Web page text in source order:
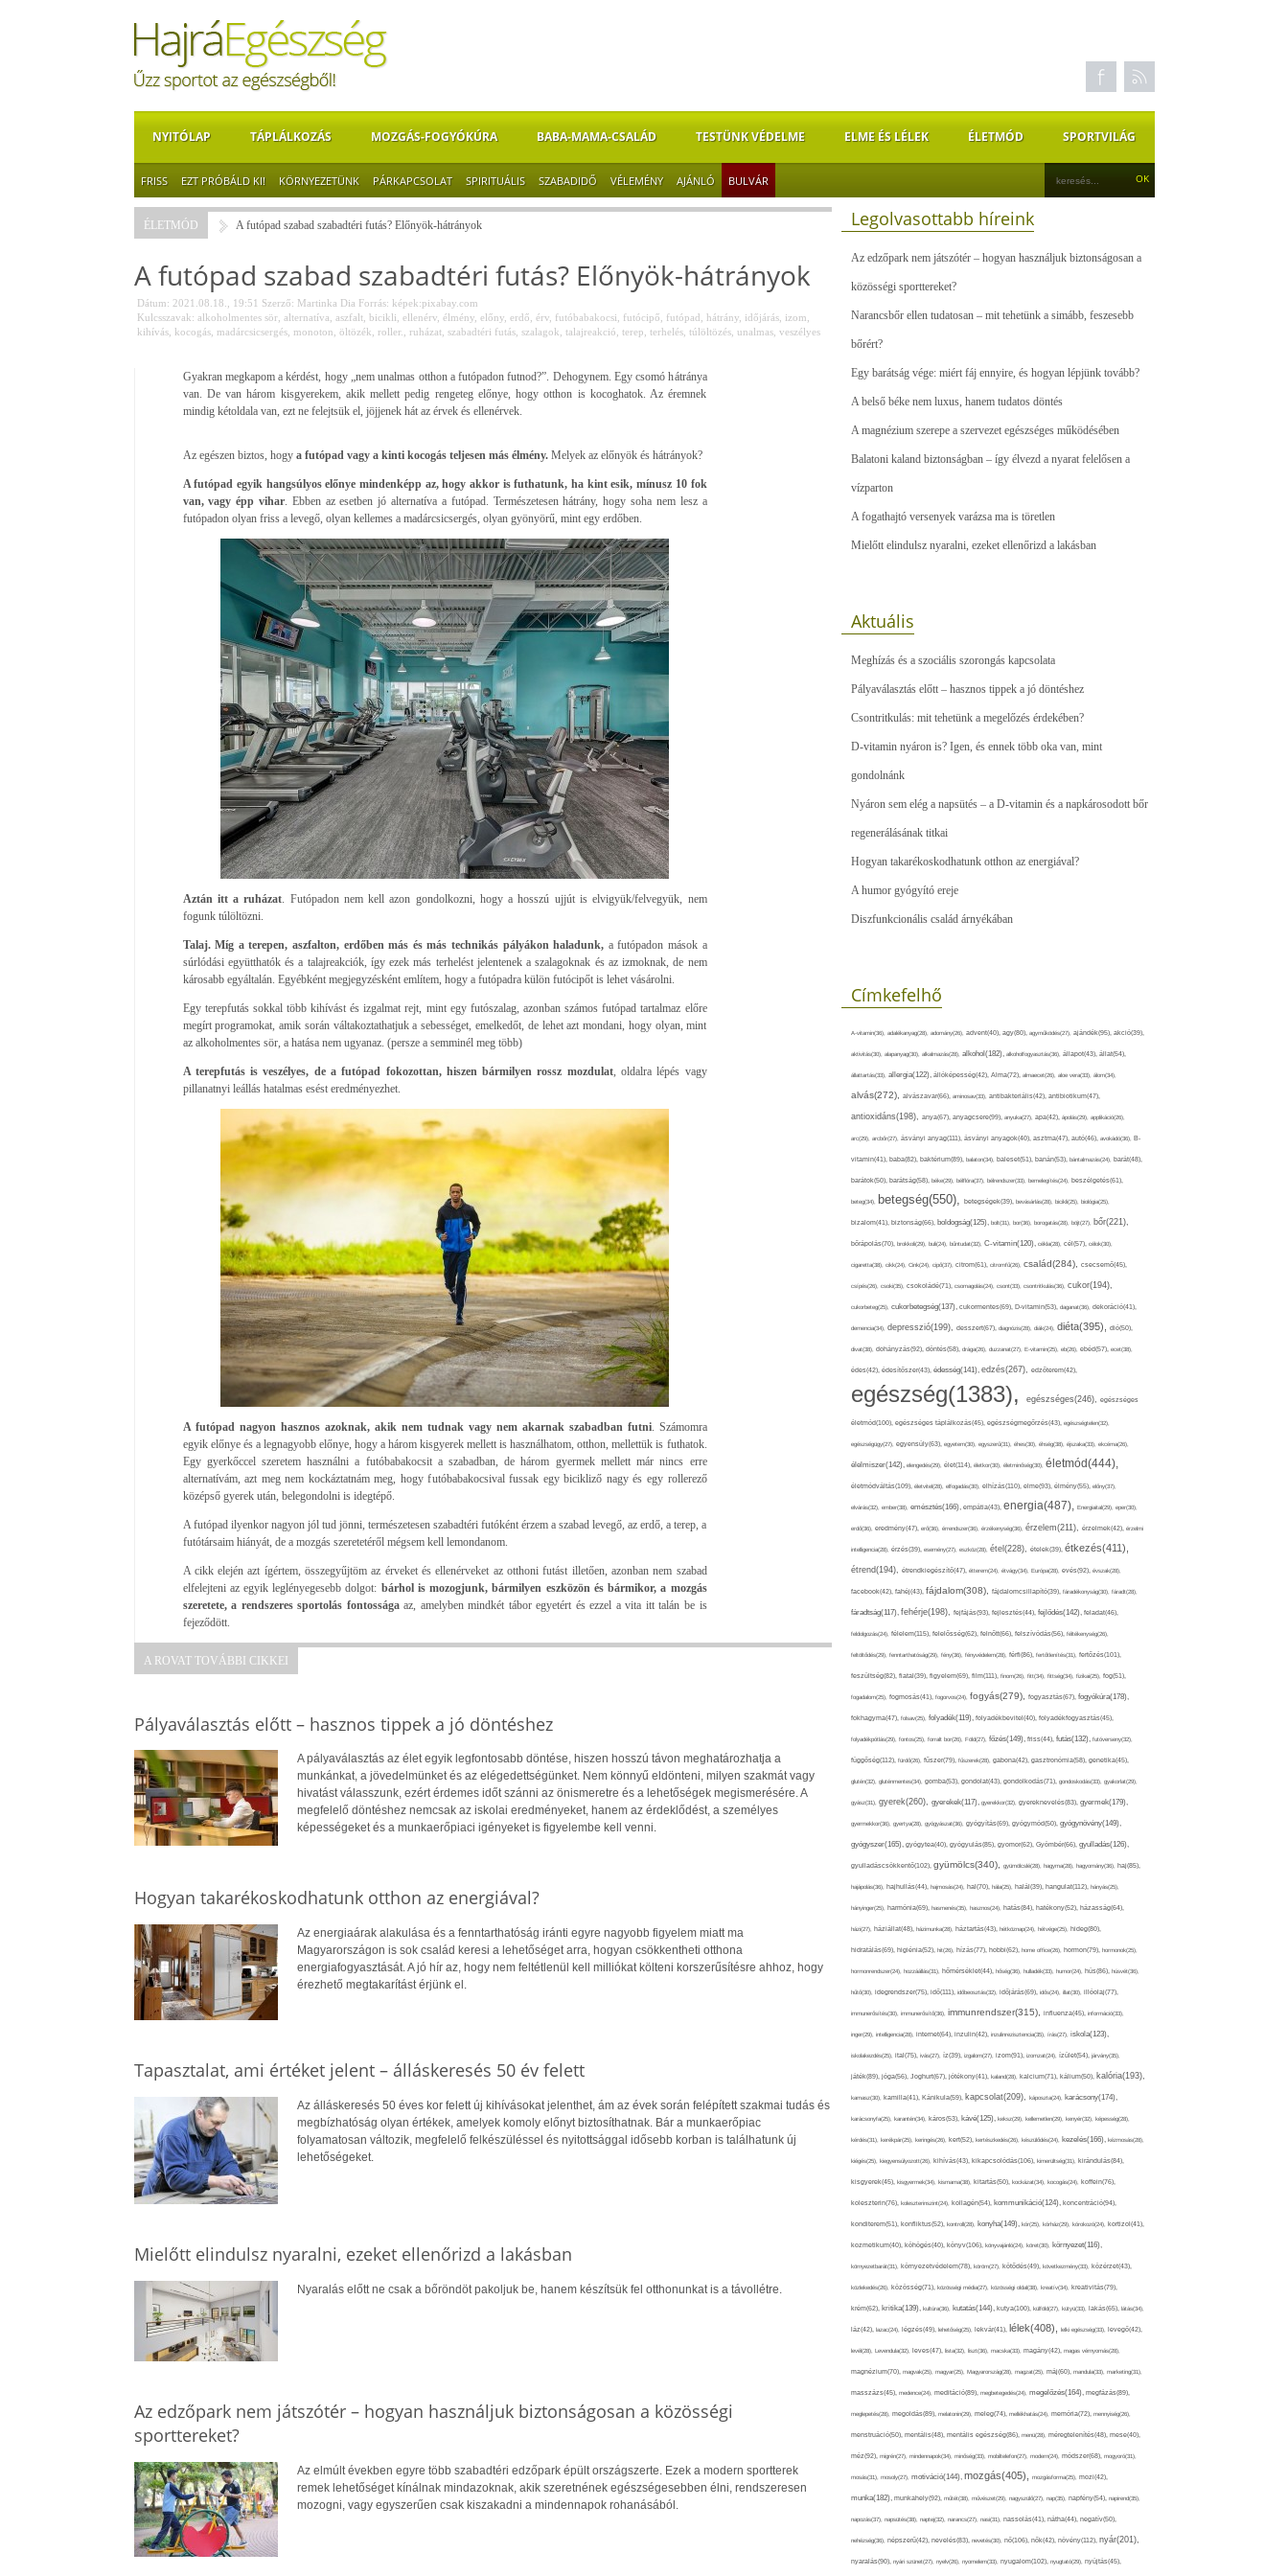
NYITÓLAP TÁPLÁLKOZÁS MOZGÁS-FOGYÓKÚRA BABA-MAMA-CSALÁD TESTÜNK VÉDELME ELME ÉS LÉLEK ÉLETMÓD SPORTVILÁG
FRISS EZT PRÓBÁLD KI! KÖRNYEZETÜNK PÁRKAPCSOLAT SPIRITUÁLIS SZABADIDŐ VÉLEMÉNY AJÁNLÓ BULVÁR
ÉLETMÓD A futópad szabad szabadtéri futás? Előnyök-hátrányok
A futópad szabad szabadtéri futás? Előnyök-hátrányok
Dátum: 2021.08.18., 19:51 Szerző: Martinka Dia Forrás: képek:pixabay.com
Kulcsszavak: alkoholmentes sör, alternatíva aszfalt, bicikli ellenérv, élmény, előny, erdő érv, futóbabakocsi futócipő futópad hátrány, időjárás, izom
kihívás, kocogás, madárcsicsergés, monoton öltözék roller. ruházat, szabadtéri futás, szalagok talajreakció terep terhelés, túlöltözés, unalmas, veszélyes
Gyakran megkapom a kérdést, hogy „nem unalmas otthon a futópadon futnod?”. Dehogynem. Egy csomó hátránya
van. De van három kisgyerekem, akik mellett pedig rengeteg előnye, hogy otthon is kocoghatok. Az éremnek
mindig kétoldala van, ezt ne felejtsük el, jöjjenek hát az érvek és ellenérvek.
Az egészen biztos, hogya futópad vagy a kinti kocogás teljesen más élmény.Melyek az előnyök és hátrányok?
A futópad egyik hangsúlyos előnye mindenképp az, hogy akkor is futhatunk, ha kint esik, mínusz 10 fok
van, vagy épp vihar. Ebben az esetben jó alternatíva a futópad. Természetesen hátrány, hogy soha nem lesz a
futópadon olyan friss a levegő, olyan kellemes a madárcsicsergés, olyan gyönyörű, mint egy erdőben.
Aztán itt a ruházat . Futópadon nem kell azon gondolkozni, hogy a hosszú ujjút is elvigyük/felvegyük, nem
fogunk túlöltözni.
Talaj. Míg a terepen, aszfalton, erdőben más és más technikás pályákon haladunk, a futópadon mások a
súrlódási együtthatók és a talajreakciók, így ezek más terhelést jelentenek a szalagoknak és az izmoknak, de nem
károsabb egyáltalán. Egyébként megjegyzésként említem, hogy a futópadra külön futócipőt is lehet vásárolni.
Egy terepfutás sokkal több kihívást és izgalmat rejt, mint egy futószalag, azonban számos futópad tartalmaz előre
megírt programokat, amik során váltakoztathatjuk a sebességet, emelkedőt, de lehet azt mondani, hogy olyan, mint
az alkoholmentes sör, a hatása nem ugyanaz. (persze a semminél meg több)
A terepfutás is veszélyes, de a futópad fokozottan, hiszen bármilyen rossz mozdulat, oldalra lépés vagy
pillanatnyi leállás hatalmas esést eredményezhet.
A futópad nagyon hasznos azoknak, akik nem tudnak vagy nem akarnak szabadban futni. Számomra
egyik előnye és a legnagyobb előnye, hogy a három kisgyerek mellett is használhatom, otthon, mellettük is futhatok.
Egy gyerkőccel szeretem használni a futóbabakocsit a szabadban, de három gyermek mellett már nincs erre
alternatívám, azt meg nem kockáztatnám meg, hogy futóbabakocsival fussak egy bicikliző nagy és egy rollerező
középső gyerek után, belegondolni is idegtépő.
A futópad ilyenkor nagyon jól tud jönni, természetesen szabadtéri futóként érzem a szabad levegő, az erdő, a terep, a
futótársaim hiányát, de a mozgás szeretetéről mégsem kell lemondanom.
A cikk elején azt ígértem, összegyűjtöm az érveket és ellenérveket az otthoni futást illetően, azonban nem szabad
elfelejteni az egyik leglényegesebb dolgot: bárhol is mozogjunk, bármilyen eszközön és bármikor, a mozgás
szeretete, a rendszeres sportolás fontosságaaz, amelyben mindkét tábor egyetért és ezzel a vita itt talán be is
fejeződött.
A ROVAT TOVÁBBI CIKKEI
Pályaválasztás előtt – hasznos tippek a jó döntéshez
A pályaválasztás az élet egyik legfontosabb döntése, hiszen hosszú távon meghatározhatja a
munkánkat, a jövedelmünket és az elégedettségünket. Nem könnyű eldönteni, milyen szakmát vagy
hivatást válasszunk, ezért érdemes időt szánni az önismeretre és a lehetőségek megismerésére. A
megfelelő döntéshez nemcsak az iskolai eredményeket, hanem az érdeklődést, a személyes
képességeket és a munkaerőpiaci igényeket is figyelembe kell venni.
Hogyan takarékoskodhatunk otthon az energiával?
Az energiaárak alakulása és a fenntarthatóság iránti egyre nagyobb figyelem miatt ma
Magyarországon is sok család keresi a lehetőséget arra, hogyan csökkentheti otthona
energiafogyasztását. A jó hír az, hogy nem feltétlenül kell milliókat költeni korszerűsítésre ahhoz, hogy
érezhető megtakarítást érjünk el.
Tapasztalat, ami értéket jelent – álláskeresés 50 év felett
Az álláskeresés 50 éves kor felett új kihívásokat jelenthet, ám az évek során felépített szakmai tudás és
megbízhatóság olyan értékek, amelyek komoly előnyt biztosíthatnak. Bár a munkaerőpiac
folyamatosan változik, megfelelő felkészüléssel és nyitottsággal idősebb korban is találhatunk új
lehetőségeket.
Mielőtt elindulsz nyaralni, ezeket ellenőrizd a lakásban
Nyaralás előtt ne csak a bőröndöt pakoljuk be, hanem készítsük fel otthonunkat is a távollétre.
Az edzőpark nem játszótér – hogyan használjuk biztonságosan a közösségi
sporttereket?
Az elmúlt években egyre több szabadtéri edzőpark épült országszerte. Ezek a modern sportterek
remek lehetőséget kínálnak mindazoknak, akik szeretnének egészségesebben élni, rendszeresen
mozogni, vagy egyszerűen csak kiszakadni a mindennapok rohanásából.
Legolvasottabb híreink
Az edzőpark nem játszótér – hogyan használjuk biztonságosan a
közösségi sporttereket?
Narancsbőr ellen tudatosan – mit tehetünk a simább, feszesebb
bőrért?
Egy barátság vége: miért fáj ennyire, és hogyan lépjünk tovább?
A belső béke nem luxus, hanem tudatos döntés
A magnézium szerepe a szervezet egészséges működésében
Balatoni kaland biztonságban – így élvezd a nyarat felelősen a
vízparton
A fogathajtó versenyek varázsa ma is töretlen
Mielőtt elindulsz nyaralni, ezeket ellenőrizd a lakásban
Aktuális
Meghízás és a szociális szorongás kapcsolata
Pályaválasztás előtt – hasznos tippek a jó döntéshez
Csontritkulás: mit tehetünk a megelőzés érdekében?
D-vitamin nyáron is? Igen, és ennek több oka van, mint
gondolnánk
Nyáron sem elég a napsütés – a D-vitamin és a napkárosodott bőr
regenerálásának titkai
Hogyan takarékoskodhatunk otthon az energiával?
A humor gyógyító ereje
Diszfunkcionális család árnyékában
Címkefelhő
A-vitamin(36), adalékanyag(28), adomány(26), advent(40), agy(80), agyműködés(27), ajándék(95), akció(39),
aktivitás(30), alapanyag(30), alkalmazás(28), alkohol(182), alkoholfogyasztás(36), állapot(43), állat(54),
állattartás(33), allergia(122), állóképesség(42), Alma(72), almaecet(26), aloe vera(33), álom(34),
alvás(272), alvászavar(66), aminosav(33), antibakteriális(42), antibiotikum(47),
antioxidáns(198), anya(67), anyagcsere(99), anyuka(27), apa(42), ápolás(29), applikáció(26),
arc(29), arcbőr(27), ásványi anyag(111), ásványi anyagok(40), asztma(47), autó(46), avokádó(36), B-
vitamin(41), baba(82), baktérium(89), balaton(34), baleset(51), banán(53), bántalmazás(24), barát(48),
barátok(50), barátság(58), béke(29), bélflóra(37), bélrendszer(33), bemelegítés(24), beszélgetés(61),
beteg(34), betegség(550), betegségek(39), bevásárlás(28), bicikli(25), biológia(25),
bizalom(41), biztonság(66), boldogság(125), bolt(31), bor(36), borogatás(28), böjt(27), bőr(221),
bőrápolás(70), brokkoli(29), buli(24), bűntudat(32), C-vitamin(120), cékla(28), cél(57), célok(30),
cigaretta(38), cikk(24), Cink(24), cipő(37), citrom(61), citromfű(26), család(284), csecsemő(45),
csípés(26), csoki(35), csokoládé(71), csomagolás(24), csont(33), csontritkulás(36), cukor(194),
cukorbeteg(25), cukorbetegség(137), cukormentes(69), D-vitamin(53), daganat(36), dekoráció(41),
demencia(34), depresszió(199), desszert(67), diagnózis(28), diák(24), diéta(395), dió(50),
divat(38), dohányzás(92), döntés(58), drága(26), duzzanat(27), E-vitamin(25), eb(26), ebéd(57), ecet(38),
édes(42), édesítőszer(43), édesség(141), edzés(267), edzőterem(42),
egészség(1383), egészséges(246), egészséges
életmód(100), egészséges táplálkozás(45), egészségmegőrzés(43), egészségtelen(32),
egészségügy(27), egyensúly(63), egyetem(30), egyszerű(31), éhes(30), éhség(38), éjszaka(33), ekcéma(26),
élelmiszer(142), elengedés(29), élet(114), életkor(30), életminőség(30), életmód(444),
életmódváltás(109), életvitel(28), elfogadás(30), elhízás(110), elme(93), élmény(55), előny(37),
elvárás(32), ember(38), emésztés(166), empátia(43), energia(487), Energiaital(29), eper(30),
erdő(36), eredmény(47), erő(36), érrendszer(36), érzékenység(36), érzelem(211), érzelmek(42), érzelmi
intelligencia(28), érzés(39), esemény(27), eszköz(28), étel(228), ételek(39), étkezés(411),
étrend(194), étrendkiegészítő(47), étterem(24), étvágy(34), Európa(28), evés(92), évszak(28),
facebook(42), fahéj(43), fájdalom(308), fájdalomcsillapító(39), fáradékonyság(30), fáradt(28),
fáradtság(117), fehérje(198), fejfájás(93), fejlesztés(44), fejlődés(142), feladat(46),
feldolgozás(24), félelem(115), felelősség(62), felnőtt(66), felszívódás(56), féltékenység(26),
feltöltődés(29), fenntarthatóság(29), fény(36), fényvédelem(28), férfi(86), fertőtlenítés(31), fertőzés(101),
feszültség(82), fiatal(39), figyelem(69), film(111), finom(26), fitt(34), fittség(34), fizikai(25), fog(51),
fogadalom(25), fogmosás(41), fogorvos(24), fogyás(279), fogyasztás(67), fogyókúra(178),
fokhagyma(47), folsav(25), folyadék(119), folyadékbevitel(40), folyadékfogyasztás(45),
folyadékpótlás(29), fontos(25), forralt bor(26), Föld(27), főzés(149), friss(44), futás(132), futóverseny(32),
függőség(112), fürdő(26), fűszer(79), fűszerek(28), gabona(42), gasztronómia(58), genetika(45),
glutén(32), gluténmentes(34), gomba(53), gondolat(43), gondolkodás(71), gondoskodás(33), gyakorlat(29),
gyász(31), gyerek(260), gyerekek(117), gyerekkor(32), gyereknevelés(83), gyermek(179),
gyermekkor(36), gyertya(28), gyógyászat(36), gyógyítás(69), gyógymód(50), gyógynövény(149),
gyógyszer(165), gyógytea(40), gyógyulás(85), gyomor(62), Gyömbér(66), gyulladás(126),
gyulladáscsökkentő(102), gyümölcs(340), gyümölcslé(28), hagyma(28), hagyomány(36), haj(85),
hajápolás(36), hajhullás(44), hajmosás(24), hal(70), hála(25), halál(39), hangulat(112), hányás(25),
hányinger(25), harmónia(69), hasmenés(35), hasznos(24), hatás(84), hatékony(52), házasság(64),
házi(27), háziállat(48), házimunka(28), háztartás(43), hétköznap(24), hétvége(25), hideg(80),
hidratálás(69), higiénia(52), hit(26), hízás(77), hobbi(62), home office(26), hormon(79), hormonok(25),
hormonrendszer(24), hozzáállás(31), hőmérséklet(44), hőség(36), hulladék(33), humor(24), hús(86), húsvét(36),
hűtő(30), idegrendszer(75), idő(111), időbeosztás(32), időjárás(69), idős(24), illat(30), illóolaj(77),
immunerősítés(30), immunerősítő(36), immunrendszer(315), influenza(45), információ(33),
inger(29), intelligencia(28), internet(64), inzulin(42), inzulinrezisztencia(35), írás(27), iskola(123),
iskolakezdés(25), ital(75), ivás(27), íz(39), izgalom(27), izom(91), izomzat(24), ízület(54), járvány(35),
játék(89), jóga(56), Joghurt(67), jótékony(41), kaland(28), kalcium(71), kálium(50), kalória(193),
kamasz(30), kamilla(41), Kánikula(59), kapcsolat(209), káposzta(24), karácsony(174),
karácsonyfa(25), karantén(34), káros(53), kávé(125), keksz(29), kellemetlen(29), kenyér(32), képesség(28),
kérdés(31), kerékpár(25), keringés(26), kert(52), kertészkedés(26), készülődés(24), kezelés(166), kézmosás(28),
kiégés(25), kiegyensúlyozott(26), kihívás(43), kikapcsolódás(106), kimerültség(31), kirándulás(84),
kisgyerek(45), kisgyermek(34), kismama(38), kitartás(50), kockázat(34), kocogás(24), koffein(76),
koleszterin(76), koleszterinszint(24), kollagén(54), kommunikáció(124), koncentráció(94),
konditerem(51), konfliktus(52), kontroll(28), konyha(149), kór(25), kórház(29), kórokozó(24), kortizol(41),
kozmetikum(40), köhögés(40), könyv(106), könyvajánló(24), köret(30), környezet(116),
környezetbarát(31), környezetvédelem(78), köröm(27), kötődés(49), következmény(33), közérzet(43),
közlekedés(26), közösség(71), közösségi média(27), közösségi oldal(38), kreatív(34), kreativitás(79),
krém(62), kritika(139), kultúra(36), kutatás(144), kutya(100), külföld(27), kütyü(33), lakás(65), látás(34),
láz(42), lazac(24), légzés(49), lehetőség(25), lekvár(41), lélek(408), lelki egészség(33), levegő(42),
levél(28), Levendula(32), leves(47), lista(32), liszt(36), macska(33), magány(42), magas vérnyomás(28),
magnézium(70), magvak(25), magyar(25), Magyarország(28), magzat(25), máj(60), mandula(33), marketing(31),
masszázs(45), medence(24), meditáció(89), megbetegedés(24), megelőzés(164), megfázás(89),
meglepetés(28), megoldás(89), melatonin(29), meleg(74), mellékhatás(24), memória(72), mennyiség(26),
menstruáció(50), mentális(48), mentális egészség(86), menü(28), méregtelenítés(48), mese(40),
méz(92), migrén(27), mindennapok(34), minőség(33), mobiltelefon(27), modern(24), módszer(68), mogyoró(31),
mosás(31), mosoly(27), motiváció(144), mozgás(405), mozgásforma(25), mozi(42),
munka(182), munkahely(92), műtét(38), művészet(29), nagyszülő(27), nap(35), napfény(54), napirend(35),
napozás(37), napsütés(38), naptej(32), narancs(27), nasi(31), nassolás(41), nátha(44), negatív(50),
nehézség(36), népszerű(42), nevelés(83), nevetés(30), nő(106), nők(42), növény(112), nyár(201),
nyaralás(90), nyári szünet(27), nyelv(26), nyomelem(33), nyugalom(102), nyugtató(29), nyújtás(45),